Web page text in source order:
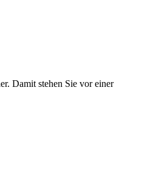
Damit stehen Sie vor einer